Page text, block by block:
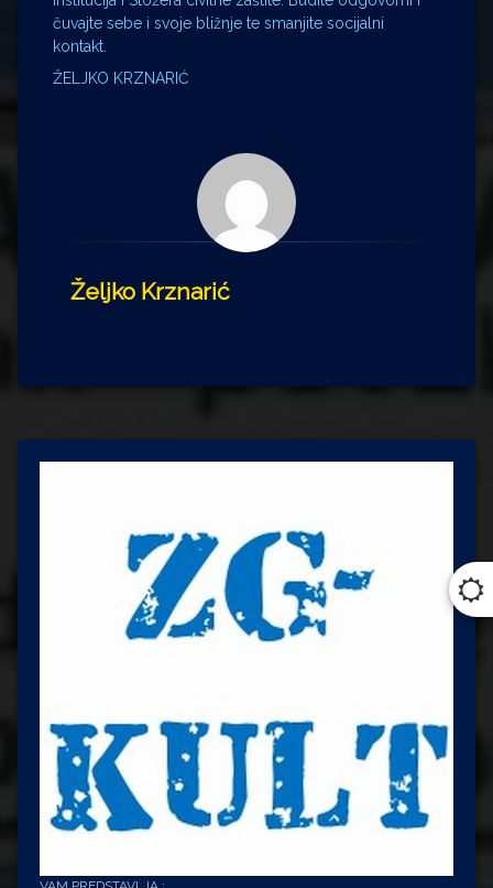
čuvajte sebe i svoje bližnje te smanjite socijalni
kontakt.
ŽELJKO KRZNARIĆ
Željko Krznarić